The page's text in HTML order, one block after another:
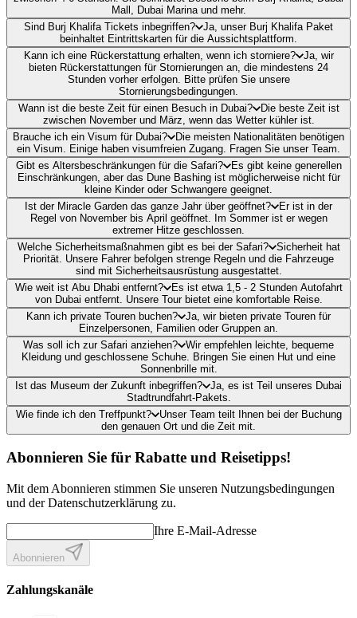
Mall, Dubai Marina und mehr.
Sind Burj Khalifa Tickets inbegriffen?
Ja, unser Burj Khalifa Paket
beinhaltet Eintrittskarten für die Aussichtsplattform.
Kann ich eine Rückerstattung erhalten, wenn ich storniere?
Ja, wir
bieten Rückerstattungen für Stornierungen an, die mindestens 24
Stunden vorher erfolgen. Bitte prüfen Sie unsere
Stornierungsbedingungen.
Wann ist die beste Zeit für einen Besuch in Dubai?
Die beste Zeit ist
zwischen November und März, wenn das Wetter kühler ist.
Brauche ich ein Visum für Dubai?
Die meisten Nationalitäten benötigen
ein Visum. Einige haben visumfreien Zugang. Fragen Sie unser Team.
Gibt es Altersbeschränkungen für die Safari?
Es gibt keine generellen
Einschränkungen, aber das Dune Bashing ist möglicherweise nicht für
kleine Kinder oder Schwangere geeignet.
Ist der Miracle Garden das ganze Jahr über geöffnet?
Er ist in der
Regel von November bis April geöffnet. Im Sommer ist er wegen
extremer Hitze geschlossen.
Welche Sicherheitsmaßnahmen gibt es bei der Safari?
Sicherheit hat
Priorität. Unsere Fahrer befolgen strenge Regeln und die Fahrzeuge
sind mit Sicherheitsausrüstung ausgestattet.
Wie weit ist Abu Dhabi entfernt?
Es ist etwa 1,5 - 2 Stunden Autofahrt
von Dubai entfernt. Unsere Tour bietet eine komfortable Reise.
Kann ich private Touren buchen?
Ja, wir bieten private Touren für
Einzelpersonen, Familien oder Gruppen an.
Was soll ich zur Safari anziehen?
Wir empfehlen leichte, bequeme
Kleidung und geschlossene Schuhe. Bringen Sie einen Hut und eine
Sonnenbrille mit.
Ist das Museum der Zukunft inbegriffen?
Ja, es ist Teil unseres Dubai
Stadtrundfahrt-Pakets.
Wie finde ich den Treffpunkt?
Unser Team teilt Ihnen bei der Buchung
den genauen Ort und die Zeit mit.
Abonnieren Sie für Rabatte und Reisetipps!
Mit dem Abonnieren stimmen Sie unseren Nutzungsbedingungen
und der Datenschutzerklärung zu.
Ihre E-Mail-Adresse
Abonnieren
Zahlungskanäle